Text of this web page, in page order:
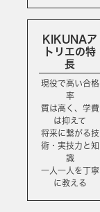
KIKUNAア
トリエの特
長
現役で高い合格
率
質は高く、学費
は抑えて
将来に繋がる技
術・実技力と知
識
一人一人を丁寧
に教える